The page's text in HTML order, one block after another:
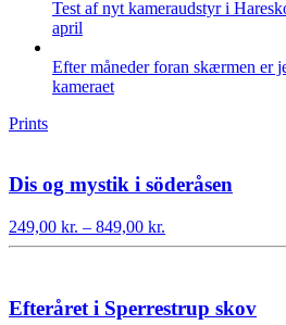
Test af nyt kameraudstyr i
april
Efter måneder foran skærmen er
kameraet
Prints
Dis og mystik i söderåsen
249,00 kr. – 849,00 kr.
249,00 kr.
Efteråret i Sperrestrup skov